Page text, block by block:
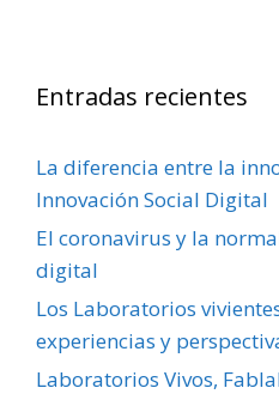
Entradas recientes
La diferencia entre la
Innovación Social Digital
El coronavirus y la
digital
Los Laboratorios
experiencias y
Laboratorios Vivos,